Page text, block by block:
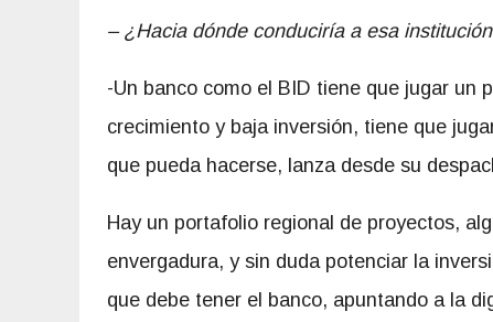
– ¿Hacia dónde conduciría a esa
-Un banco como el BID tiene que jugar un
crecimiento y baja inversión, tiene que
que pueda hacerse, lanza desde su
Hay un portafolio regional de proyectos,
envergadura, y sin duda potenciar la
que debe tener el banco, apuntando a la